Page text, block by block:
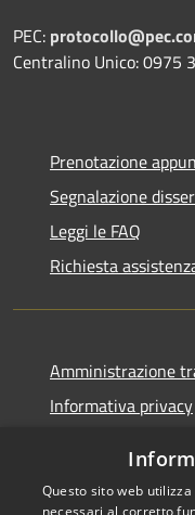
PEC:
Centralino Unico: 0975
Prenotazione
Segnalazione
Leggi le FAQ
Richiesta
Amministrazione
Informativa privacy
Dichiarazione di
Questo sito web
necessari al corretto